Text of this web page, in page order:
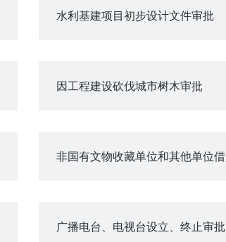
水利基建项目初步设计文件审批
因工程建设砍伐城市树木审批
广播电台、电视台设立、终止审批